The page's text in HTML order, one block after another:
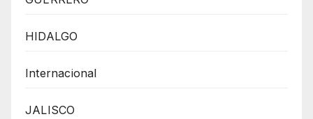
HIDALGO
Internacional
JALISCO